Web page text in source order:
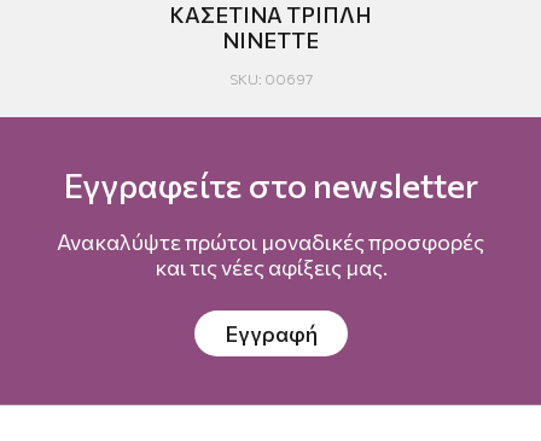
ΚΑΣΕΤΙΝΑ ΤΡΙΠΛΗ
NINETTE
SKU: 00697
Εγγραφείτε στο newsletter
Ανακαλύψτε πρώτοι μοναδικές προσφορές
και τις νέες αφίξεις μας.
Εγγραφή